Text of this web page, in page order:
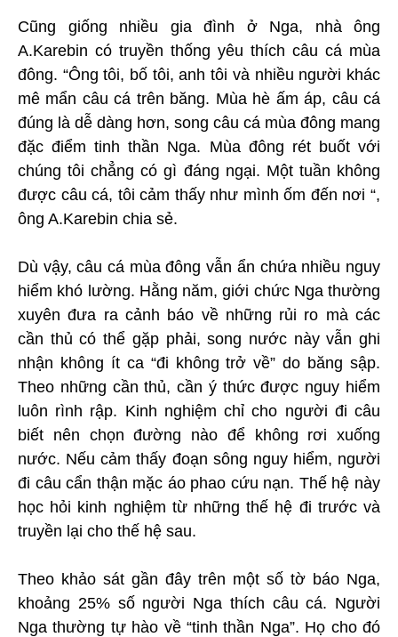
Cũng giống nhiều gia đình ở Nga, nhà ông
A.Karebin có truyền thống yêu thích câu cá mùa
đông. “Ông tôi, bố tôi, anh tôi và nhiều người khác
mê mẩn câu cá trên băng. Mùa hè ấm áp, câu cá
đúng là dễ dàng hơn, song câu cá mùa đông mang
đặc điểm tinh thần Nga. Mùa đông rét buốt với
chúng tôi chẳng có gì đáng ngại. Một tuần không
được câu cá, tôi cảm thấy như mình ốm đến nơi “,
ông A.Karebin chia sẻ.
Dù vậy, câu cá mùa đông vẫn ẩn chứa nhiều nguy
hiểm khó lường. Hằng năm, giới chức Nga thường
xuyên đưa ra cảnh báo về những rủi ro mà các
cần thủ có thể gặp phải, song nước này vẫn ghi
nhận không ít ca “đi không trở về” do băng sập.
Theo những cần thủ, cần ý thức được nguy hiểm
luôn rình rập. Kinh nghiệm chỉ cho người đi câu
biết nên chọn đường nào để không rơi xuống
nước. Nếu cảm thấy đoạn sông nguy hiểm, người
đi câu cẩn thận mặc áo phao cứu nạn. Thế hệ này
học hỏi kinh nghiệm từ những thế hệ đi trước và
truyền lại cho thế hệ sau.
Theo khảo sát gần đây trên một số tờ báo Nga,
khoảng 25% số người Nga thích câu cá. Người
Nga thường tự hào về “tinh thần Nga”. Họ cho đó